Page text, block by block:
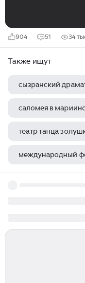
904 51 34
Также ищут
саломея в
театр танца
международный